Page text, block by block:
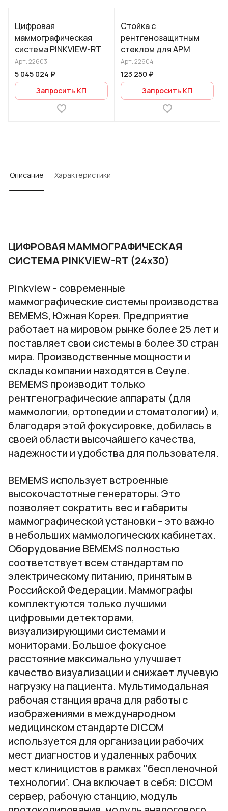
Цифровая
маммографическая
система PINKVIEW-RT
Арт.22603
5 045 024 ₽
Запросить КП
Стойка с
рентгенозащитным
стеклом для АРМ
Арт.22604
123 250 ₽
Запросить КП
Описание Характеристики
ЦИФРОВАЯ МАММОГРАФИЧЕСКАЯ
СИСТЕМА PINKVIEW-RT (24x30)
Pinkview - современные
маммографические системы производства
BEMEMS, Южная Корея. Предприятие
работает на мировом рынке более 25 лет и
поставляет свои системы в более 30 стран
мира. Производственные мощности и
склады компании находятся в Сеуле.
BEMEMS производит только
рентгенографические аппараты (для
маммологии, ортопедии и стоматологии) и,
благодаря этой фокусировке, добилась в
своей области высочайшего качества,
надежности и удобства для пользователя.
BEMEMS использует встроенные
высокочастотные генераторы. Это
позволяет сократить вес и габариты
маммографической установки – это важно
в небольших маммологических кабинетах.
Оборудование BEMEMS полностью
соответствует всем стандартам по
электрическому питанию, принятым в
Российской Федерации. Маммографы
комплектуются только лучшими
цифровыми детекторами,
визуализирующими системами и
мониторами. Большое фокусное
расстояние максимально улучшает
качество визуализации и снижает лучевую
нагрузку на пациента. Мультимодальная
рабочая станция врача для работы с
изображениями в международном
медицинском стандарте DICOM
используется для организации рабочих
мест диагностов и удаленных рабочих
мест клиницистов в рамках "беспленочной
технологии". Она включает в себя: DICOM
сервер, рабочую станцию, модуль